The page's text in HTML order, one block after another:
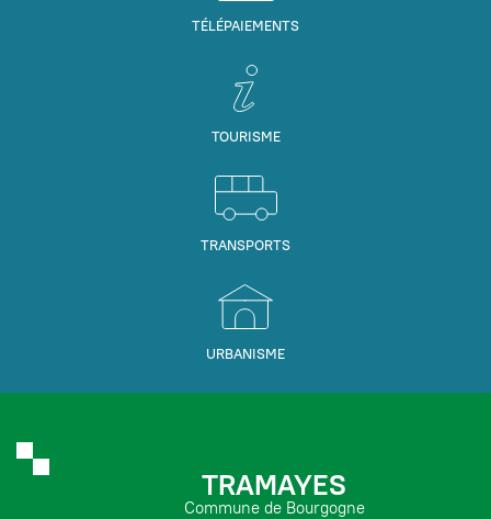
TÉLÉPAIEMENTS
TOURISME
TRANSPORTS
URBANISME
TRAMAYES
Commune de Bourgogne